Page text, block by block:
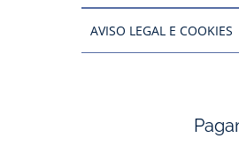
AVISO LEGAL E COOKIES